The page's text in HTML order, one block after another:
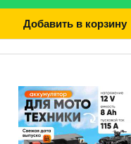
Добавить в корзину